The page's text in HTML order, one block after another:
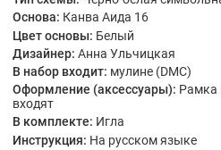
Основа: Канва Аида 16
Цвет основы: Белый
Дизайнер: Анна Ульчицкая
В набор входит: мулине (DMC)
Оформление (аксессуары): Рамка
входят
В комплекте: Игла
Инструкция: На русском языке